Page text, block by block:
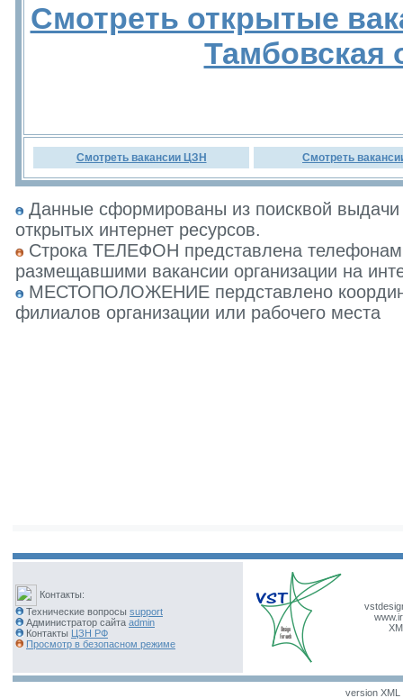
Смотреть открытые
Тамбовская
Смотреть вакансии ЦЗН Смотреть
Данные сформированы из поисквой
открытых интернет ресурсов.
Строка ТЕЛЕФОН представлена
размещавшими вакансии организации на
МЕСТОПОЛОЖЕНИЕ пердставлено
филиалов организации или рабочего места
Контакты:
Технические вопросы support
Администратор сайта admin
Контакты ЦЗН РФ
Просмотр в безопасном режиме
version